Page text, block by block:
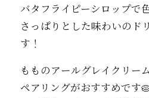
バタフライピーシロップで
さっぱりとした味わいのド
す！
もものアールグレイクリー
ペアリングがおすすめです